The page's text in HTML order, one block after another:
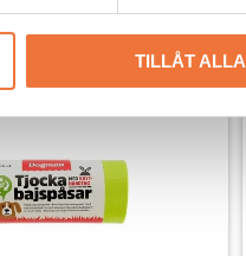
TILLÅT ALLA